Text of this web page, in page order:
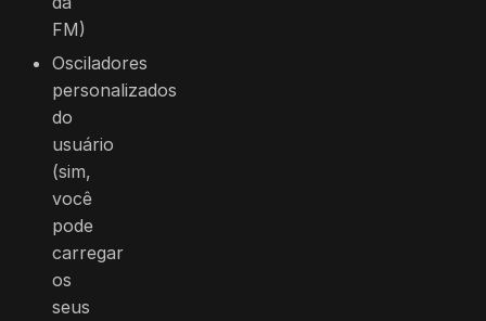
FM)
Osciladores
personalizados
do
usuário
(sim,
você
pode
carregar
os
seus